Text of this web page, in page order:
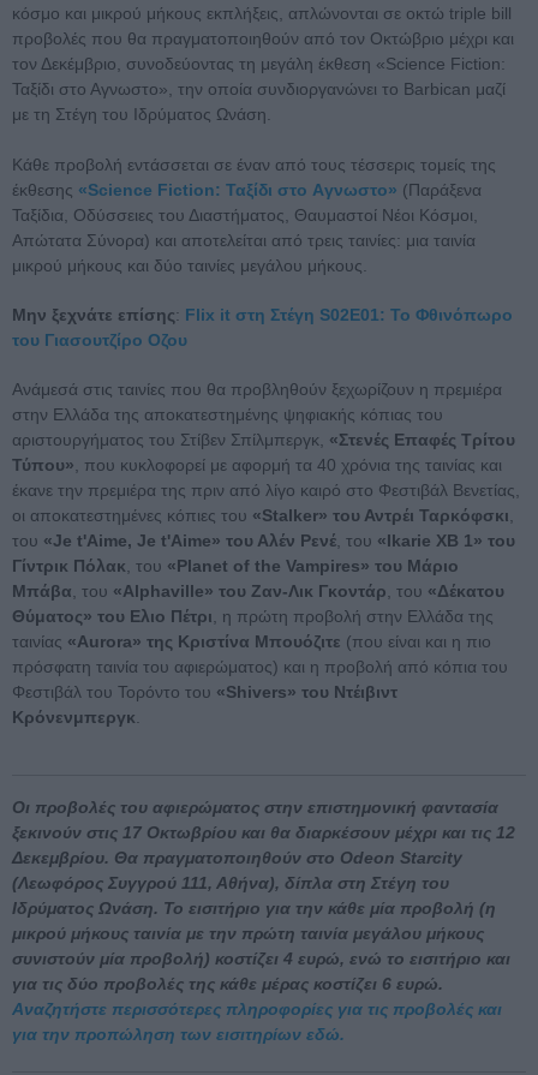
κόσμο και μικρού μήκους εκπλήξεις, απλώνονται σε οκτώ triple bill
προβολές που θα πραγματοποιηθούν από τον Οκτώβριο μέχρι και
τον Δεκέμβριο, συνοδεύοντας τη μεγάλη έκθεση «Science Fiction:
Ταξίδι στο Αγνωστο», την οποία συνδιοργανώνει το Barbican μαζί
με τη Στέγη του Ιδρύματος Ωνάση.
Κάθε προβολή εντάσσεται σε έναν από τους τέσσερις τομείς της
έκθεσης «Science Fiction: Ταξίδι στο Aγνωστο» (Παράξενα
Ταξίδια, Οδύσσειες του Διαστήματος, Θαυμαστοί Νέοι Κόσμοι,
Απώτατα Σύνορα) και αποτελείται από τρεις ταινίες: μια ταινία
μικρού μήκους και δύο ταινίες μεγάλου μήκους.
Μην ξεχνάτε επίσης: Flix it στη Στέγη S02E01: Το Φθινόπωρο
του Γιασουτζίρο Οζου
Ανάμεσά στις ταινίες που θα προβληθούν ξεχωρίζουν η πρεμιέρα
στην Ελλάδα της αποκατεστημένης ψηφιακής κόπιας του
αριστουργήματος του Στίβεν Σπίλμπεργκ, «Στενές Επαφές Τρίτου
Τύπου» , που κυκλοφορεί με αφορμή τα 40 χρόνια της ταινίας και
έκανε την πρεμιέρα της πριν από λίγο καιρό στο Φεστιβάλ Βενετίας,
οι αποκατεστημένες κόπιες του «Stalker» του Αντρέι Ταρκόφσκι
του «Je t'Aime, Je t'Aime» του Αλέν Ρενέ , του «Ikarie XB 1» του
Γίντρικ Πόλακ , του «Planet of the Vampires» του Μάριο
Μπάβα , του «Alphaville» του Ζαν-Λικ Γκοντάρ , του «Δέκατου
Θύματος» του Ελιο Πέτρι , η πρώτη προβολή στην Ελλάδα της
ταινίας «Aurora» της Κριστίνα Μπουόζιτε (που είναι και η πιο
πρόσφατη ταινία του αφιερώματος) και η προβολή από κόπια του
Φεστιβάλ του Τορόντο του «Shivers» του Ντέιβιντ
Κρόνενμπεργκ
Οι προβολές του αφιερώματος στην επιστημονική φαντασία
ξεκινούν στις 17 Οκτωβρίου και θα διαρκέσουν μέχρι και τις 12
Δεκεμβρίου. Θα πραγματοποιηθούν στο Odeon Starcity
(Λεωφόρος Συγγρού 111, Αθήνα), δίπλα στη Στέγη του
Ιδρύματος Ωνάση. Το εισιτήριο για την κάθε μία προβολή (η
μικρού μήκους ταινία με την πρώτη ταινία μεγάλου μήκους
συνιστούν μία προβολή) κοστίζει 4 ευρώ, ενώ το εισιτήριο και
για τις δύο προβολές της κάθε μέρας κοστίζει 6 ευρώ.
Αναζητήστε περισσότερες πληροφορίες για τις προβολές και
για την προπώληση των εισιτηρίων εδώ.